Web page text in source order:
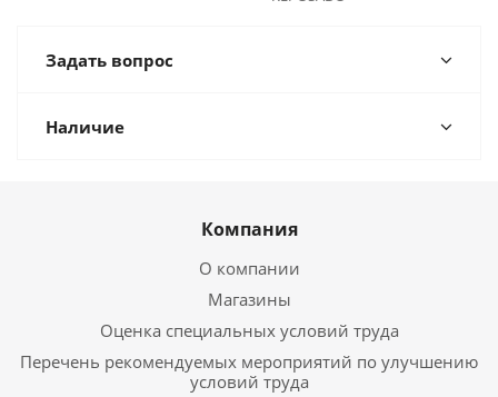
Задать вопрос
Наличие
Компания
О компании
Магазины
Оценка специальных условий труда
Перечень рекомендуемых мероприятий по улучшению
условий труда